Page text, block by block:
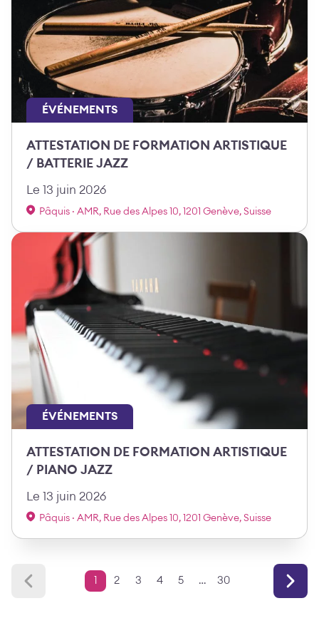
ÉVÉNEMENTS
ATTESTATION DE FORMATION ARTISTIQUE
/ BATTERIE JAZZ
Le 13 juin 2026
Pâquis · AMR, Rue des Alpes 10, 1201 Genève, Suisse
ÉVÉNEMENTS
ATTESTATION DE FORMATION ARTISTIQUE
/ PIANO JAZZ
Le 13 juin 2026
Pâquis · AMR, Rue des Alpes 10, 1201 Genève, Suisse
Previous
PagePage
2 Page
3 Page
4 Page
5 … Page
30